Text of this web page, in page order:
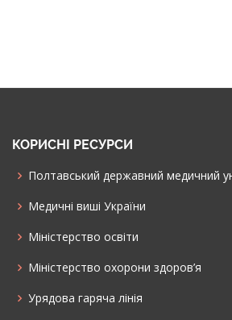
КОРИСНІ РЕСУРСИ
Полтавський державний медичний
Медичні виші України
Міністерство освіти
Міністерство охорони здоров’я
Урядова гаряча лінія